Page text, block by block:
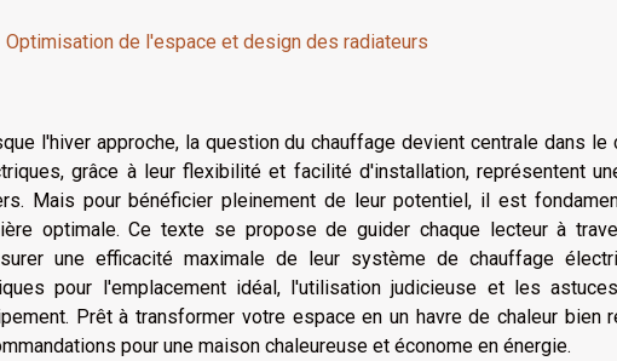
Optimisation de l'espace et design des radiateurs
l'hiver approche, la question du chauffage devient centrale dans
grâce à leur flexibilité et facilité d'installation, représentent
Mais pour bénéficier pleinement de leur potentiel, il est
optimale. Ce texte se propose de guider chaque lecteur à
une efficacité maximale de leur système de chauffage
pour l'emplacement idéal, l'utilisation judicieuse et les
Prêt à transformer votre espace en un havre de chaleur bien
pour une maison chaleureuse et économe en énergie.